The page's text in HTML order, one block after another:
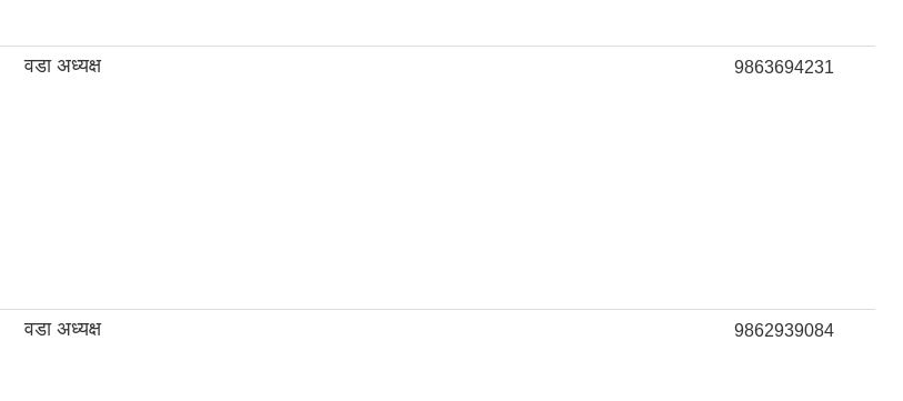
वडा अध्यक्ष 9863694231
वडा अध्यक्ष 9862939084